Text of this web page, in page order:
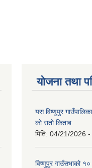
योजना तथा
यस विष्णुपुर
को रातो किताब
मिति: 04/21/2026
विष्णुपुर गाउँसभाको